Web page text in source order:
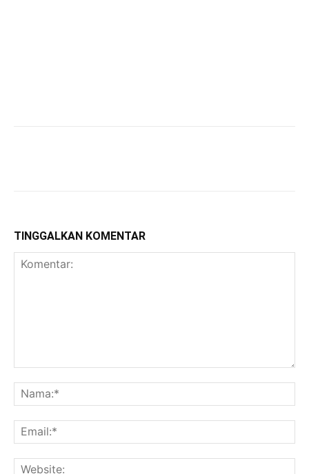
TINGGALKAN KOMENTAR